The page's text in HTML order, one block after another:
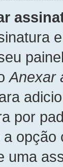
Anexar
por
uma